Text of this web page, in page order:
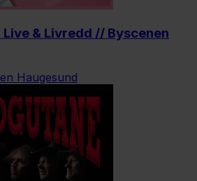
& Livredd // Byscenen
Haugesund